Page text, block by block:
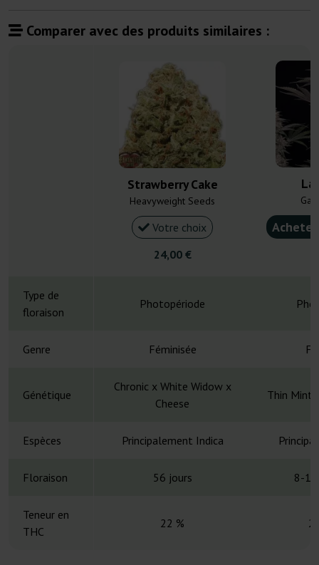
Comparer avec des produits similaires :
Strawberry Cake
Heavyweight Seeds
Votre choix
24,00 €
Type de
floraison
Photopériode
Genre Féminisée
Génétique
Chronic x White Widow x
Cheese
Thin Mint
Espèces Principalement Indica
Floraison 56 jours 8-10
Teneur en
THC
22 %